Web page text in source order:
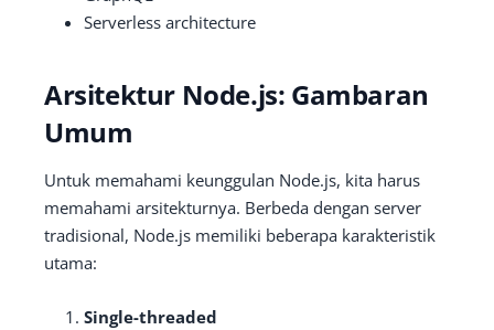
Serverless architecture
Arsitektur Node.js: Gambaran
Umum
Untuk memahami keunggulan Node.js, kita harus
memahami arsitekturnya. Berbeda dengan server
tradisional, Node.js memiliki beberapa karakteristik
utama:
Single-threaded